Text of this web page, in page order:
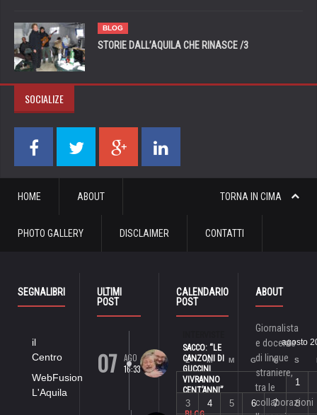
BLOG
STORIE DALL’AQUILA CHE RINASCE /3
SOCIALIZE
TORNA IN CIMA
HOME ABOUT
PHOTO GALLERY DISCLAIMER CONTATTI
SEGNALIBRI
il
Centro
WebFusion
L'Aquila
ULTIMI
POST
07
AGO
16:33
SACCO: “LE
CANZONI DI
GUCCINI
VIVRANNO
CENT’ANNI”
CALENDARIO
POST
agosto
L M M G V S
1
3
4 5 6 7 8
ABOUT
Giornalista
e docente
di lingue
straniere,
tra le
collaborazioni